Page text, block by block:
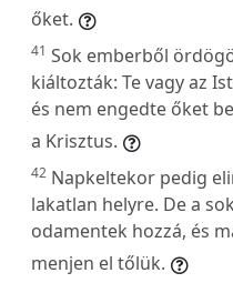
őket.
41 Sok emberből
kiáltozták: Te vagy az
és nem engedte őket
a Krisztus.
42 Napkeltekor pedig
lakatlan helyre. De a
odamentek hozzá, és
menjen el tőlük.